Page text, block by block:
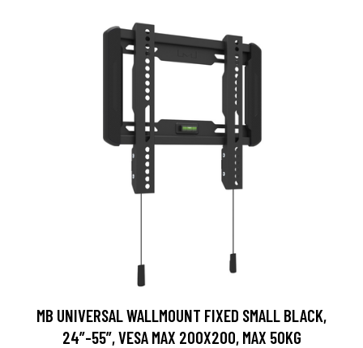
MB UNIVERSAL WALLMOUNT FIXED SMALL BLACK,
24”-55”, VESA MAX 200X200, MAX 50KG